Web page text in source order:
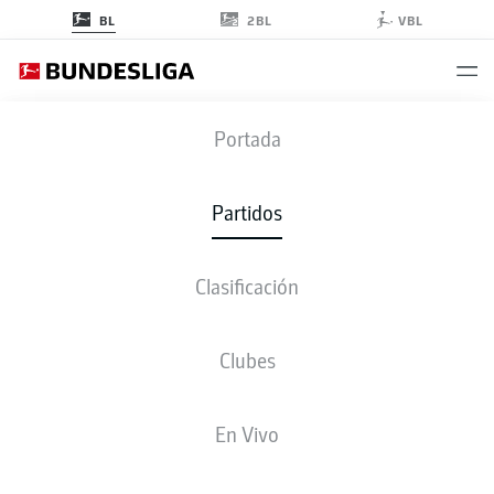
BL 2BL VBL
Portada
Partidos
Clasificación
Clubes
En Vivo
FECHA 32